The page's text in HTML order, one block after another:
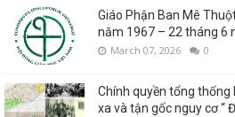
Giáo Phận Ban Mê
năm 1967 – 22 tháng 6
March 07, 2026 0
Chính quyền tổng
xa và tận gốc nguy cơ “